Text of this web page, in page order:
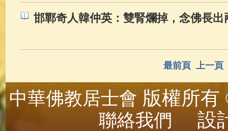
邯鄲奇人韓仲英：雙腎爛掉，念佛長出
最前頁 上一頁
中華佛教居士會 版權所
聯絡我們
設